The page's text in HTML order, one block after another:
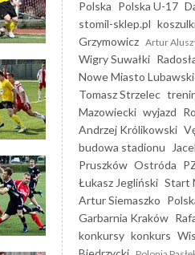
Polska Polska U-17
stomil-sklep.pl
Grzymowicz Artur
Wigry Suwałki
Nowe Miasto
Tomasz Strzelec
Mazowiecki wyjazd
Andrzej Królikowski
budowa stadionu
Pruszków Ostróda
Łukasz Jegliński Start
Artur Siemaszko
Garbarnia Kraków
konkursy konkurs